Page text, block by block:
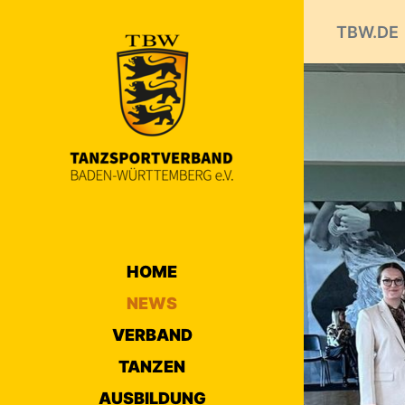
HOME
NEWS
VERBAND
TANZEN
AUSBILDUNG
TBW.DE